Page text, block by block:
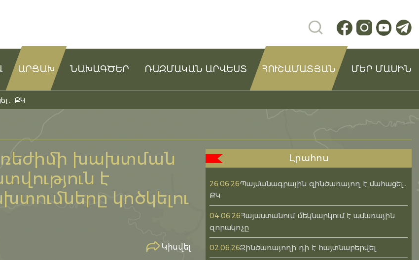
ԱՐՑԱԽ ՆԱԽԱԳԾԵՐ ՌԱԶՄԱԿԱՆ ԱՐՎԵՍՏ ՀՈՒՇԱՄԱՏՅԱՆ ՄԵՐ ՄԱՍԻՆ
ՔԿ
խախտման
է
կոծկելու
Կիսվել
Լրահոս
26.06.26Պայմանագրային զինծառայող է մահացել․
ՔԿ
04.06.26Հայաստանում մեկնարկում է ամառային
զորակոչը
02.06.26Զինծառայողի դի է հայտնաբերվել